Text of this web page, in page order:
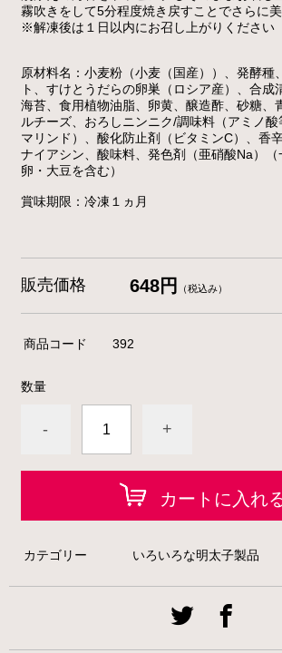
霧吹きをして5分程度焼き戻すことでさらに
※解凍後は１日以内にお召し上がりください
原材料名：小麦粉（小麦（国産））、発酵種
ト、すけとうだらの卵巣（ロシア産）、合成
海苔、食用植物油脂、卵黄、醸造酢、砂糖、
ルチーズ、おろしニンニク/調味料（アミノ
マリンド）、酸化防止剤（ビタミンC）、香
ナイアシン、酸味料、発色剤（亜硝酸Na）（
卵・大豆を含む）
賞味期限：冷凍１ヵ月
販売価格 648円 （税込み）
商品コード 392
数量
- +
カートに入れ
カテゴリー いろいろな明太子製品